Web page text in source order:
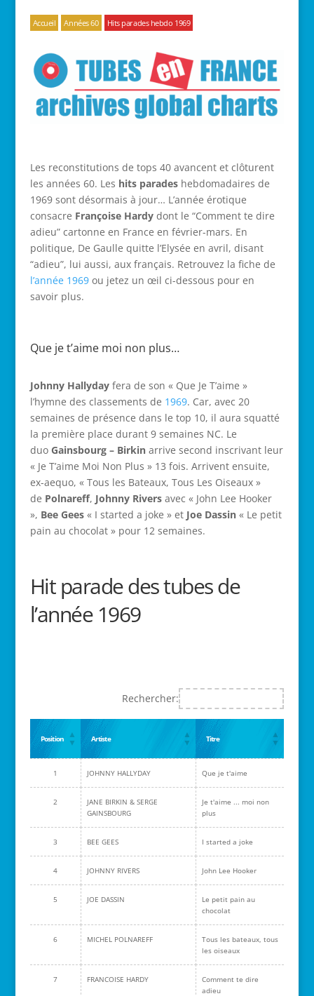
Accueil Années 60 Hits parades hebdo 1969
Les reconstitutions de tops 40 avancent et clôturent
les années 60. Les hits paradeshebdomadaires de
1969 sont désormais à jour… L’année érotique
consacre Françoise Hardydont le “Comment te dire
adieu” cartonne en France en février-mars. En
politique, De Gaulle quitte l’Elysée en avril, disant
“adieu”, lui aussi, aux français. Retrouvez la fiche de
l’année 1969ou jetez un œil ci-dessous pour en
savoir plus.
Que je t’aime moi non plus…
Johnny Hallydayfera de son « Que Je T’aime »
l’hymne des classements de 1969. Car, avec 20
semaines de présence dans le top 10, il aura squatté
la première place durant 9 semaines NC. Le
duo Gainsbourg – Birkinarrive second inscrivant leur
« Je T’aime Moi Non Plus » 13 fois. Arrivent ensuite,
ex-aequo, « Tous les Bateaux, Tous Les Oiseaux »
de Polnareff, Johnny Riversavec « John Lee Hooker
», Bee Gees« I started a joke » et Joe Dassin « Le petit
pain au chocolat » pour 12 semaines.
Hit parade des tubes de
l’année 1969
Rechercher:
Position Artiste Titre
1 JOHNNY HALLYDAY Que je t'aime
2
JANE BIRKIN & SERGE
GAINSBOURG
Je t'aime ... moi non
plus
3 BEE GEES I started a joke
4 JOHNNY RIVERS John Lee Hooker
5 JOE DASSIN
Le petit pain au
chocolat
6 MICHEL POLNAREFF
Tous les bateaux, tous
les oiseaux
7 FRANCOISE HARDY
Comment te dire
adieu